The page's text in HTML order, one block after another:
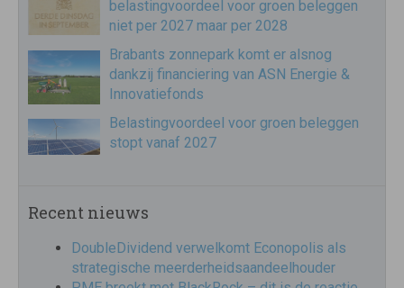
belastingvoordeel voor groen beleggen
niet per 2027 maar per 2028
Brabants zonnepark komt er alsnog
dankzij financiering van ASN Energie &
Innovatiefonds
Belastingvoordeel voor groen beleggen
stopt vanaf 2027
Recent nieuws
DoubleDividend verwelkomt Econopolis als
strategische meerderheidsaandeelhouder